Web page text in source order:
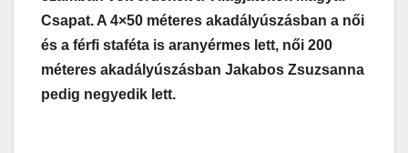
Csapat. A 4×50 méteres akadályúszásban a női
és a férfi staféta is aranyérmes lett, női 200
méteres akadályúszásban Jakabos Zsuzsanna
pedig negyedik lett.